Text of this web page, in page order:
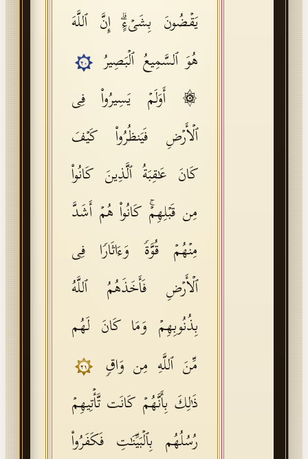
یَقۡضُونَ بِشَیۡءٍۗ إِنَّ ٱللَّهَ
هُوَ ٱلسَّمِیعُ ٱلۡبَصِیرُ
٢٠
۞ أَوَلَمۡ یَسِیرُوا۟ فِی
ٱلۡأَرۡضِ فَیَنظُرُوا۟ كَیۡفَ
كَانَ عَـٰقِبَةُ ٱلَّذِینَ كَانُوا۟
مِن قَبۡلِهِمۡۚ كَانُوا۟ هُمۡ أَشَدَّ
مِنۡهُمۡ قُوَّةࣰ وَءَاثَارࣰا فِی
ٱلۡأَرۡضِ فَأَخَذَهُمُ ٱللَّهُ
بِذُنُوبِهِمۡ وَمَا كَانَ لَهُم
مِّنَ ٱللَّهِ مِن وَاقࣲ
٢١
ذَ ٰ⁠لِكَ بِأَنَّهُمۡ كَانَت تَّأۡتِیهِمۡ
رُسُلُهُم بِٱلۡبَیِّنَـٰتِ فَكَفَرُوا۟